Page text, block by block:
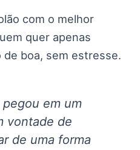
com o melhor
quer apenas
boa, sem estresse.
em um
vontade de
de uma forma